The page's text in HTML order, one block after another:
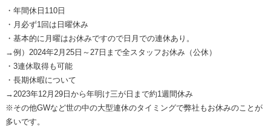
・年間休日110日
・月必ず1回は日曜休み
・基本的に月曜はお休みですので日月での連休あり。
→例）2024年2月25日～27日まで全スタッフお休み（公休）
・3連休取得も可能
・長期休暇について
→2023年12月29日から年明け三が日まで約1週間休み
※その他GWなど世の中の大型連休のタイミングで弊社もお休みのことが
多いです。